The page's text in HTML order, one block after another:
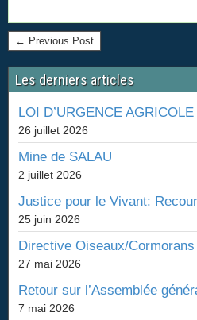
← Previous Post
Les derniers articles
LOI D’URGENCE AGRICOLE
26 juillet 2026
Mine de SALAU
2 juillet 2026
Justice pour le Vivant:
25 juin 2026
Directive Oiseaux/Cormorans
27 mai 2026
Retour sur l’Assemblée
7 mai 2026